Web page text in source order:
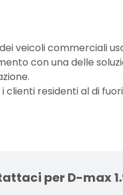
veicoli commerciali
con una delle
residenti al di fuori
per D-max